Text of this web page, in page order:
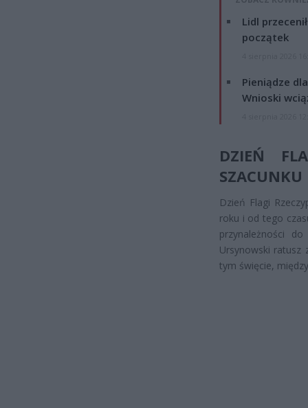
Lidl
początek
Pieniądze
Wnioski
DZIEŃ
Dzień Flagi
roku i od tego
przynależności
Ursynowski ratusz
tym święcie,